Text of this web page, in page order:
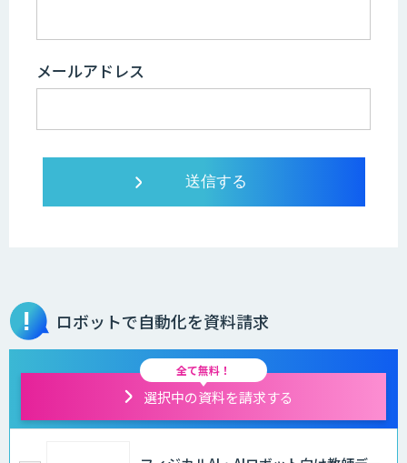
メールアドレス
ロボットで自動化を資料請求
全て無料！
選択中の資料を請求する